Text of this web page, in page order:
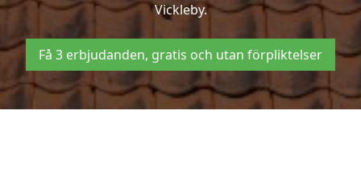
Vickleby.
Få 3 erbjudanden, gratis och utan förpliktelser